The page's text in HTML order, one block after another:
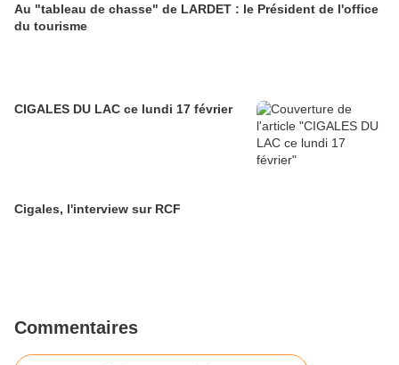
Au "tableau de chasse" de LARDET : le Président de l'office
du tourisme
CIGALES DU LAC ce lundi 17 février
Cigales, l'interview sur RCF
Commentaires